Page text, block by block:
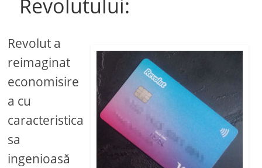
Revolutului:
Revolut a
reimaginat
economisire
a cu
caracteristica
sa
ingenioasă